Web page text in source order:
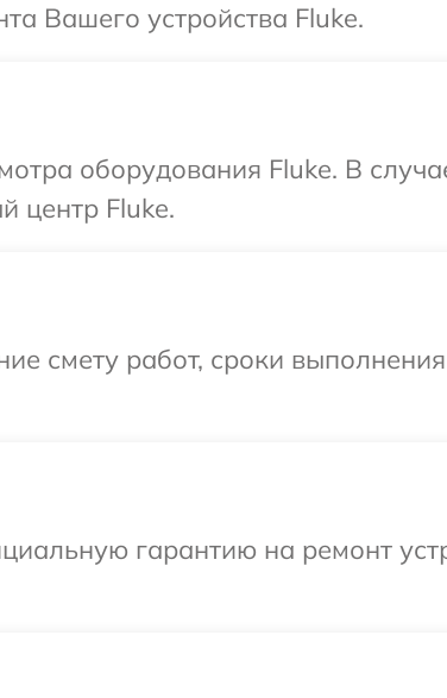
Вашего устройства Fluke.
оборудования Fluke. В
центр Fluke.
смету работ, сроки
гарантию на ремонт